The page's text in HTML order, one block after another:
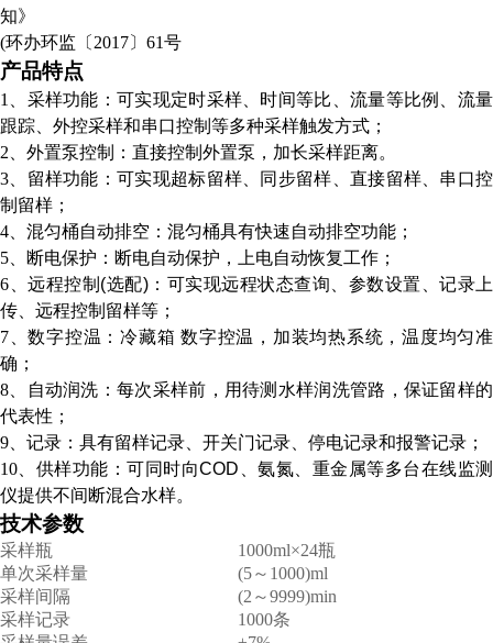
知》
(环办环监〔2017〕61号
产品特点
1、 采样功能：可实现定时采样、时间等比、流量等比例、流量
跟踪、外控采样和串口控制等多种采样触发方式；
2、 外置泵控制：直接控制外置泵，加长采样距离。
3、 留样功能：可实现超标留样、同步留样、直接留样、串口控
制留样；
4、 混匀桶自动排空：混匀桶具有快速自动排空功能；
5、
断电保护：断电自动保护，上电自动恢复工作；
6
远程控制 (选配)：可实现远程状态查询、参数设置、记录上
传、远程控制留样等；
7 、数字控温：冷藏箱 数字控温，加装均热系统，温度均匀准
确；
8
自动润洗：每次采样前，用待测水样润洗管路，保证留样的
代表性；
9
记录：具有留样记录、开关门记录、停电记录和报警记录；
10
供样功能：可同时向COD、氨氮、重金属等多台在线监测
仪提供不间断混合水样。
技术参数
采样瓶 1000ml×24瓶
单次采样量
(5～1000)ml
采样间隔
(2～9999)min
采样记录
1000条